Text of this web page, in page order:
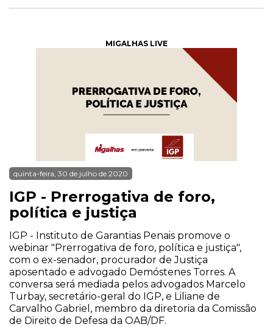
MIGALHAS LIVE
quinta-feira, 30 de julho de 2020
IGP - Prerrogativa de foro,
política e justiça
IGP - Instituto de Garantias Penais promove o
webinar "Prerrogativa de foro, política e justiça",
com o ex-senador, procurador de Justiça
aposentado e advogado Demóstenes Torres. A
conversa será mediada pelos advogados Marcelo
Turbay, secretário-geral do IGP, e Liliane de
Carvalho Gabriel, membro da diretoria da Comissão
de Direito de Defesa da OAB/DF.